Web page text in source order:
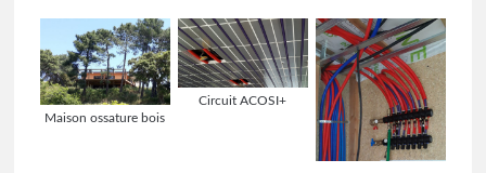
Maison ossature bois
Circuit ACOSI+